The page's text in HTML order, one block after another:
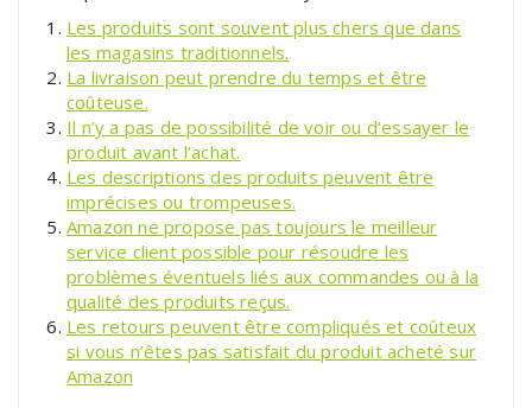
Les produits sont souvent plus chers que dans
les magasins traditionnels.
La livraison peut prendre du temps et être
coûteuse.
Il n’y a pas de possibilité de voir ou d’essayer le
produit avant l’achat.
Les descriptions des produits peuvent être
imprécises ou trompeuses.
Amazon ne propose pas toujours le meilleur
service client possible pour résoudre les
problèmes éventuels liés aux commandes ou à la
qualité des produits reçus.
Les retours peuvent être compliqués et coûteux
si vous n’êtes pas satisfait du produit acheté sur
Amazon